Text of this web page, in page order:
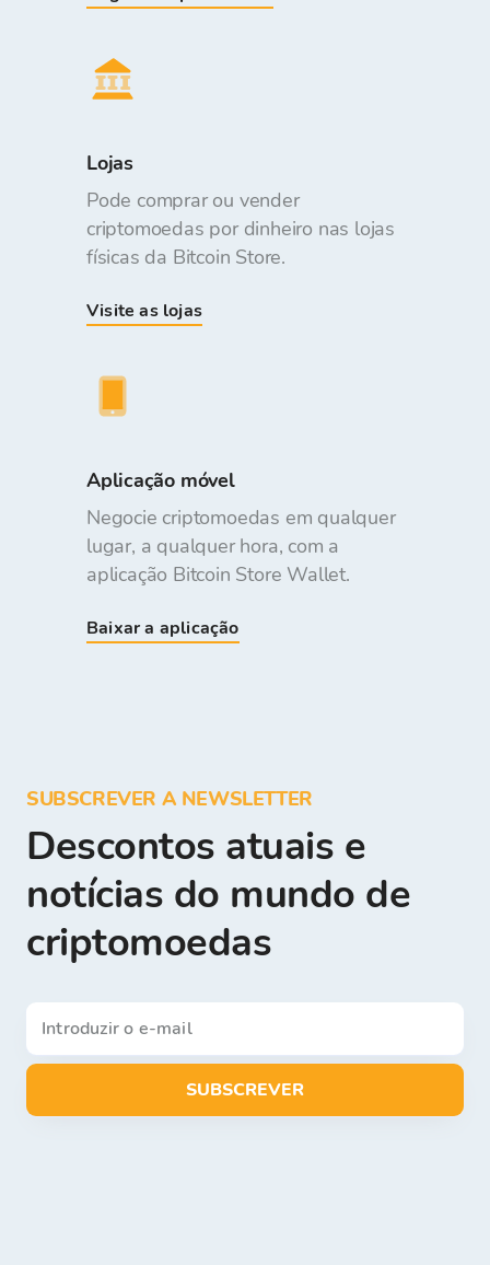
Lojas
Pode comprar ou vender
criptomoedas por dinheiro nas lojas
físicas da Bitcoin Store.
Visite as lojas
Aplicação móvel
Negocie criptomoedas em qualquer
lugar, a qualquer hora, com a
aplicação Bitcoin Store Wallet.
Baixar a aplicação
SUBSCREVER A NEWSLETTER
Descontos atuais e
notícias do mundo de
criptomoedas
SUBSCREVER